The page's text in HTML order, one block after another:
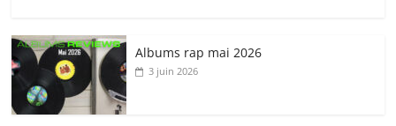
Albums rap mai 2026
3 juin 2026